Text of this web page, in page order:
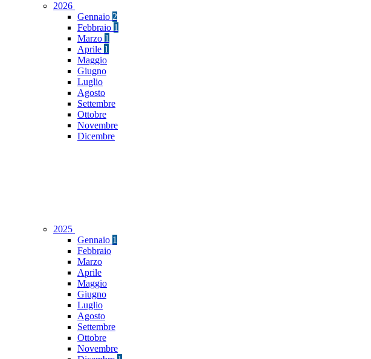
2026
Gennaio 2
Febbraio 1
Marzo 1
Aprile 1
Maggio
Giugno
Luglio
Agosto
Settembre
Ottobre
Novembre
Dicembre
2025
Gennaio 1
Febbraio
Marzo
Aprile
Maggio
Giugno
Luglio
Agosto
Settembre
Ottobre
Novembre